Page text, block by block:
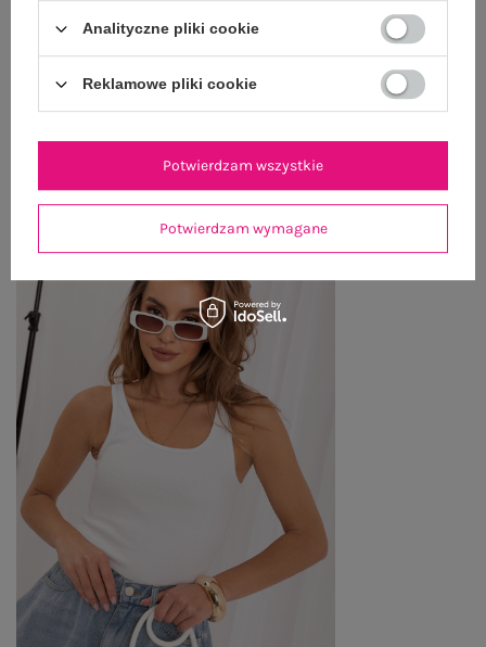
OSTATNIO OGLĄDANE
Analityczne pliki cookie
Reklamowe pliki cookie
Potwierdzam wymagane
Potwierdzam wszystkie